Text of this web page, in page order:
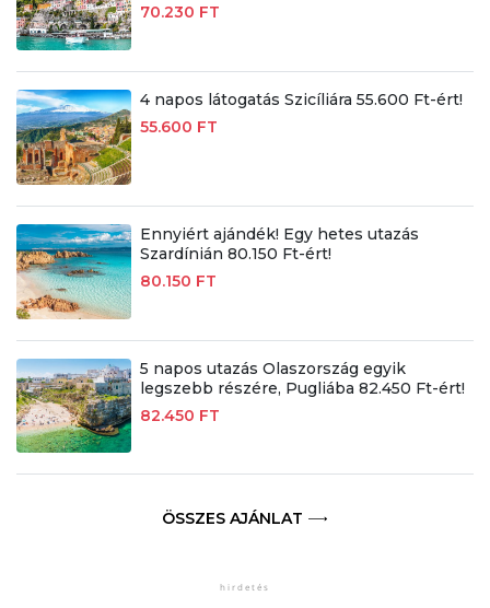
70.230 FT
4 napos látogatás Szicíliára 55.600 Ft-ért!
55.600 FT
Ennyiért ajándék! Egy hetes utazás
Szardínián 80.150 Ft-ért!
80.150 FT
5 napos utazás Olaszország egyik
legszebb részére, Pugliába 82.450 Ft-ért!
82.450 FT
ÖSSZES AJÁNLAT